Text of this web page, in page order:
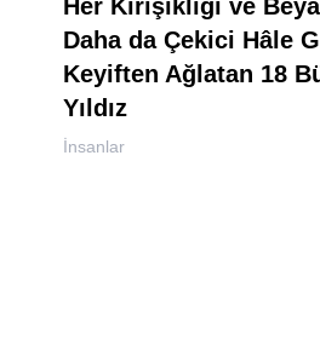
Her Kırışıklığı ve
Daha da Çekici Hâle
Keyiften Ağlatan 18
Yıldız
İnsanlar